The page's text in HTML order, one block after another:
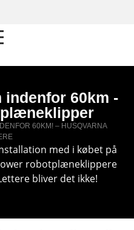
60km -
60KM! – HUSQVARNA
med i købet på
robotplæneklippere
bliver det ikke!